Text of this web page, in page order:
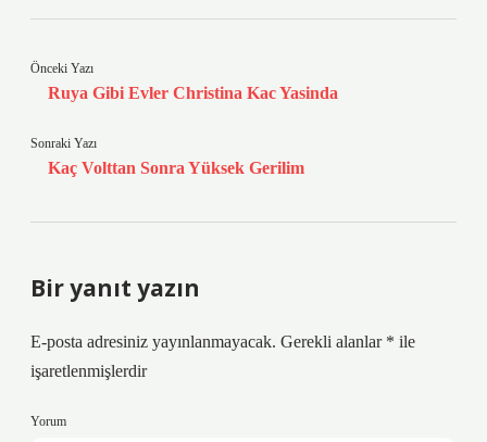
Önceki Yazı
Ruya Gibi Evler Christina Kac Yasinda
Sonraki Yazı
Kaç Volttan Sonra Yüksek Gerilim
Bir yanıt yazın
E-posta adresiniz yayınlanmayacak. Gerekli alanlar * ile
işaretlenmişlerdir
Yorum